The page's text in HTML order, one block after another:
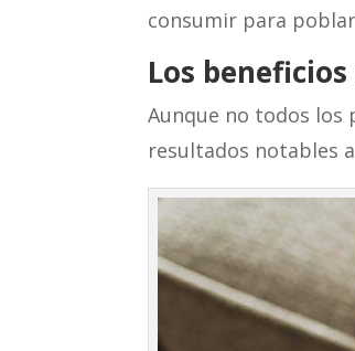
consumir para
Los
Aunque no todos los
resultados notables